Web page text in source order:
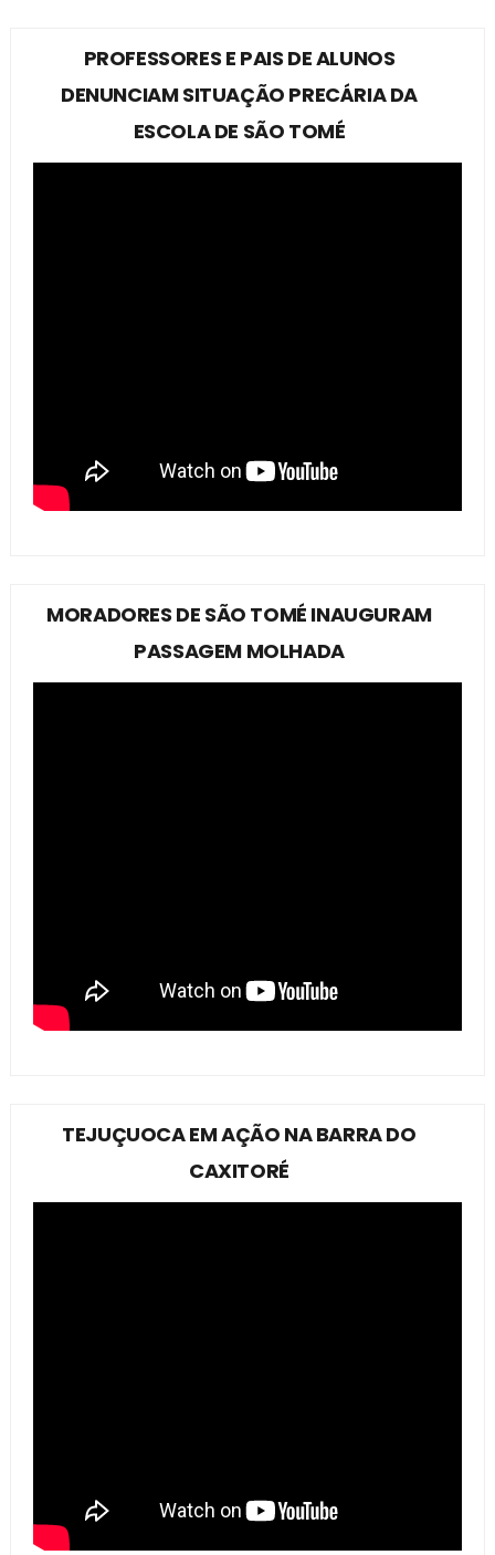
PROFESSORES E PAIS DE ALUNOS
DENUNCIAM SITUAÇÃO PRECÁRIA DA
ESCOLA DE SÃO TOMÉ
MORADORES DE SÃO TOMÉ INAUGURAM
PASSAGEM MOLHADA
TEJUÇUOCA EM AÇÃO NA BARRA DO
CAXITORÉ